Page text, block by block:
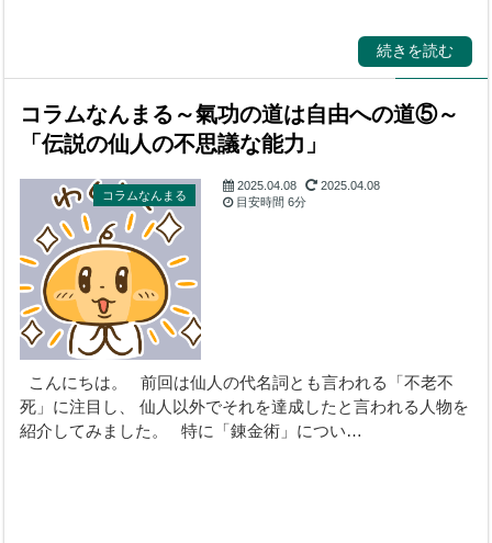
続きを読む
コラムなんまる～氣功の道は自由への道⑤～
「伝説の仙人の不思議な能力」
コラムなんまる
2025.04.08
2025.04.08
目安時間6分
こんにちは。 前回は仙人の代名詞とも言われる「不老不
死」に注目し、 仙人以外でそれを達成したと言われる人物を
紹介してみました。 特に「錬金術」につい…